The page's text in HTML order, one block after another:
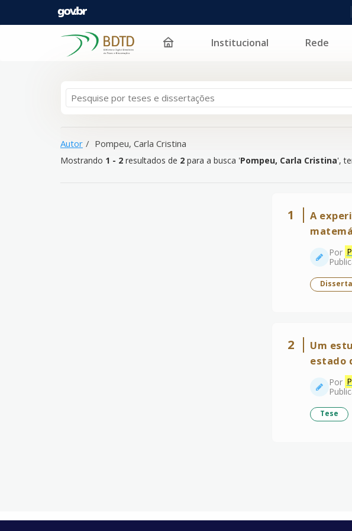
resultados de2para a busca ' Pompeu, Carla Cristina
Pular para o conteúdo Institucional Rede
Autor Pompeu, Carla Cristina
Mostrando 1 - 2 resultados de 2 para a busca 'Pompeu, Carla Cristina',
1
A
Por
2
Um
estado
Por
Tese